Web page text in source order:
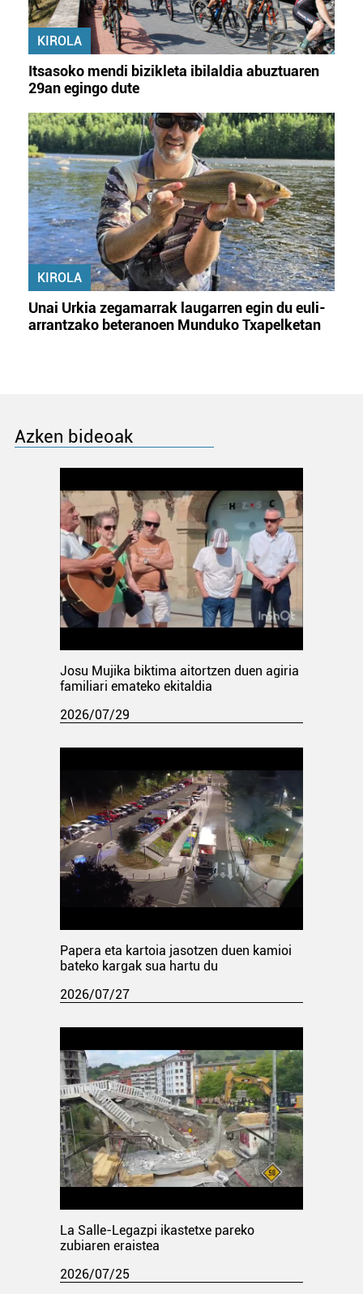
KIROLA
Itsasoko mendi bizikleta ibilaldia abuztuaren
29an egingo dute
KIROLA
Unai Urkia zegamarrak laugarren egin du euli-
arrantzako beteranoen Munduko Txapelketan
Azken bideoak
Josu Mujika biktima aitortzen duen agiria
familiari emateko ekitaldia
2026/07/29
Papera eta kartoia jasotzen duen kamioi
bateko kargak sua hartu du
2026/07/27
La Salle-Legazpi ikastetxe pareko
zubiaren eraistea
2026/07/25